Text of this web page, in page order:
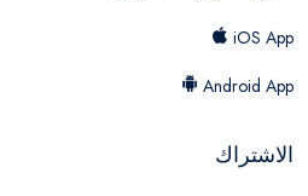
iOS App
Android App
الاشتراك